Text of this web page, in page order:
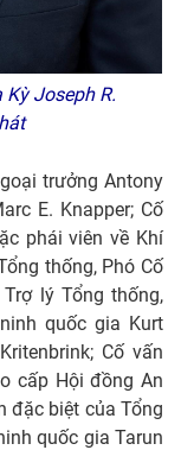
Joseph R.
trưởng Antony
E. Knapper; Cố
phái viên về Khí
thống, Phó Cố
lý Tổng thống,
quốc gia Kurt
Cố vấn
cấp Hội đồng An
đặc biệt của Tổng
quốc gia Tarun